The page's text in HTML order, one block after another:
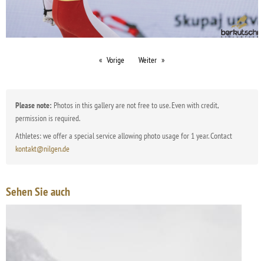
Vorige Weiter
Please note: Photos in this gallery are not free to use. Even with credit,
permission is required.
Athletes: we offer a special service allowing photo usage for 1 year. Contact
kontakt@nilgen.de
Sehen Sie auch